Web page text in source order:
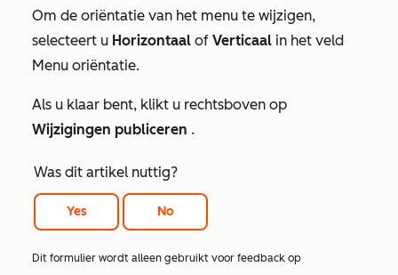
Om de oriëntatie van het menu te wijzigen,
selecteert u Horizontaal of Verticaal in het veld
Menu oriëntatie.
Als u klaar bent, klikt u rechtsboven op
Wijzigingen publiceren .
Was dit artikel nuttig?
Yes No
Dit formulier wordt alleen gebruikt voor feedback op